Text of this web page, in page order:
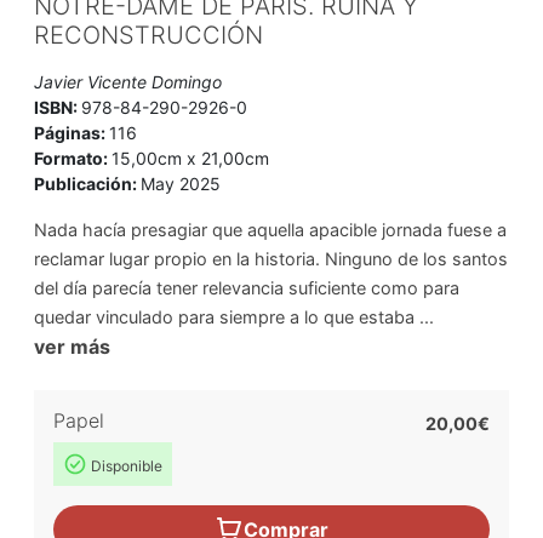
NOTRE-DAME DE PARÍS. RUINA Y
RECONSTRUCCIÓN
Javier Vicente Domingo
ISBN: 978-84-290-2926-0
Páginas:116
Formato:15,00cm x 21,00cm
Publicación: May 2025
Nada hacía presagiar que aquella apacible jornada fuese a
reclamar lugar propio en la historia. Ninguno de los santos
del día parecía tener relevancia suficiente como para
quedar vinculado para siempre a lo que estaba ...
ver más
Papel
Disponible
20,00€
Comprar